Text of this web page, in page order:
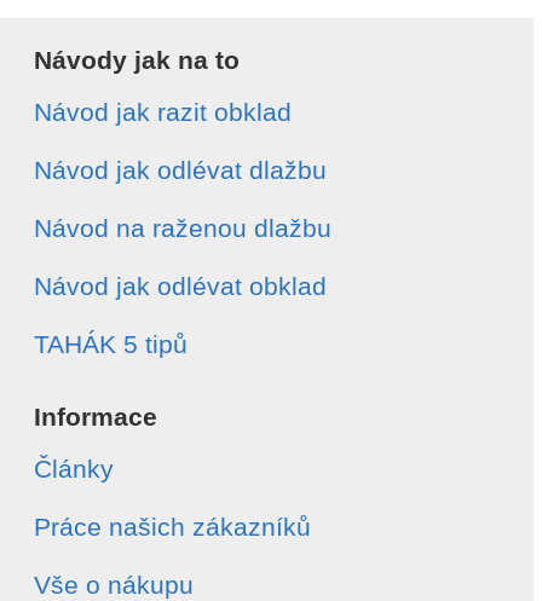
Návody jak na to
Návod jak razit obklad
Návod jak odlévat dlažbu
Návod na raženou dlažbu
Návod jak odlévat obklad
TAHÁK 5 tipů
Informace
Články
Práce našich zákazníků
Vše o nákupu